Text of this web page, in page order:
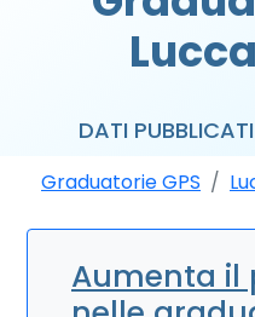
DATI
Graduatorie GPS
Aumenta il